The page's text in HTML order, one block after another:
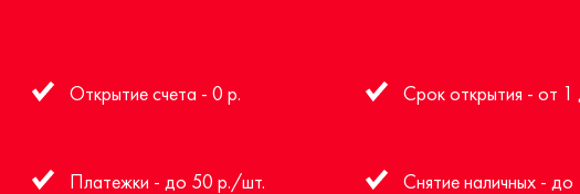
Открытие счета - 0 р. Срок открытия - от 1
Платежки - до 50 р./шт. Снятие наличных - до